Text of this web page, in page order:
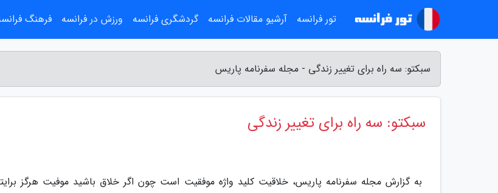
سبکتو: سه راه برای تغییر زندگی - مجله سفرنامه پاریس
سبکتو: سه راه برای تغییر زندگی
به گزارش مجله سفرنامه پاریس، خلاقیت کلید واژه موفقیت است چون اگر خلاق باشید موفیت هرگز
تور فرانسه آرشیو مقالات فرانسه گردشگری فرانسه ورزش در فرانسه فرهنگ